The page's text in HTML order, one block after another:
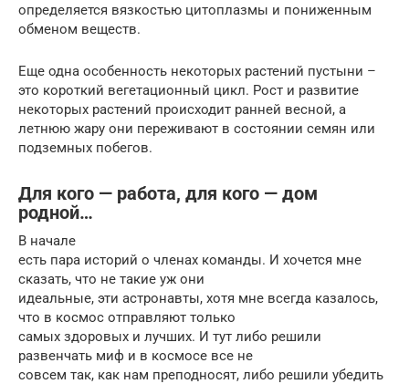
определяется вязкостью цитоплазмы и пониженным
обменом веществ.
Еще одна особенность некоторых растений пустыни –
это короткий вегетационный цикл. Рост и развитие
некоторых растений происходит ранней весной, а
летнюю жару они переживают в состоянии семян или
подземных побегов.
Для кого — работа, для кого — дом
родной…
В начале
есть пара историй о членах команды. И хочется мне
сказать, что не такие уж они
идеальные, эти астронавты, хотя мне всегда казалось,
что в космос отправляют только
самых здоровых и лучших. И тут либо решили
развенчать миф и в космосе все не
совсем так, как нам преподносят, либо решили убедить